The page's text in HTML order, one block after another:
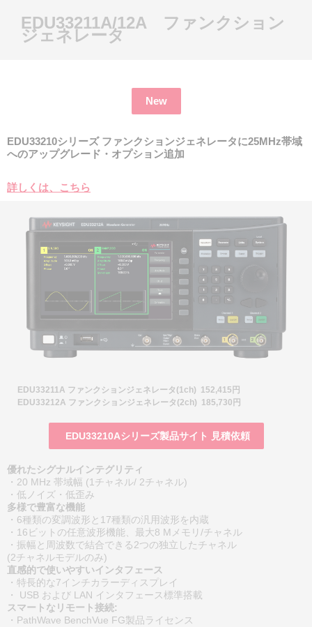
EDU33211A/12A ファンクション
ジェネレータ
New
EDU33210シリーズ ファンクションジェネレータに25MHz帯域
へのアップグレード・オプション追加
詳しくは、こちら
EDU33211A ファンクションジェネレータ(1ch) 152,415円
EDU33212A ファンクションジェネレータ(2ch) 185,730円
EDU33210Aシリーズ製品サイト 見積依頼
優れたシグナルインテグリティ
・20 MHz 帯域幅 (1チャネル/ 2チャネル)
・低ノイズ・低歪み
多様で豊富な機能
・6種類の変調波形と17種類の汎用波形を内蔵
・16ビットの任意波形機能、最大8 Mメモリ/チャネル
・振幅と周波数で結合できる2つの独立したチャネル
(2チャネルモデルのみ)
直感的で使いやすいインタフェース
・特長的な7インチカラーディスプレイ
・ USB および LAN インタフェース標準搭載
スマートなリモート接続:
・PathWave BenchVue FG製品ライセンス